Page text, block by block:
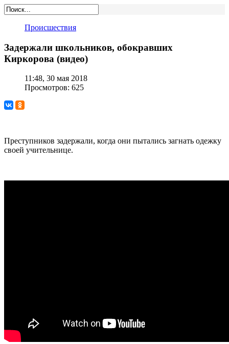
Происшествия
Задержали школьников, обокравших
Киркорова (видео)
11:48, 30 мая 2018
Просмотров: 625
Преступников задержали, когда они пытались загнать одежку
своей учительнице.